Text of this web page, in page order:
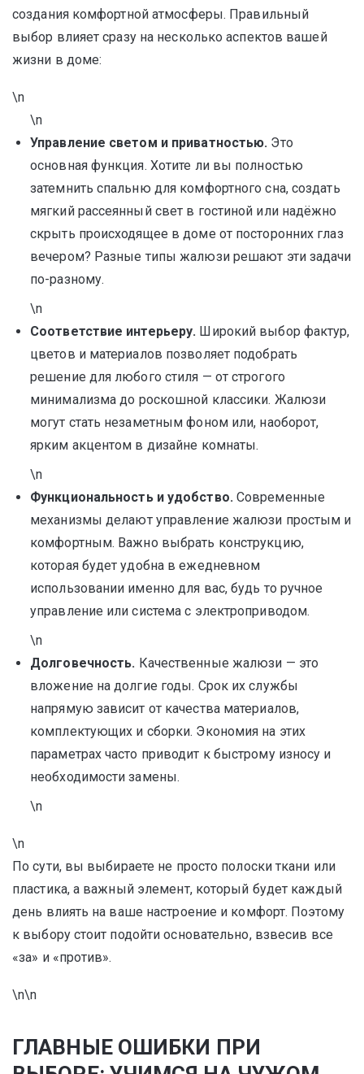
создания комфортной атмосферы. Правильный
выбор влияет сразу на несколько аспектов вашей
жизни в доме:
\n
\n
Управление светом и приватностью. Это
основная функция. Хотите ли вы полностью
затемнить спальню для комфортного сна, создать
мягкий рассеянный свет в гостиной или надёжно
скрыть происходящее в доме от посторонних глаз
вечером? Разные типы жалюзи решают эти задачи
по-разному.
\n
Соответствие интерьеру. Широкий выбор фактур,
цветов и материалов позволяет подобрать
решение для любого стиля — от строгого
минимализма до роскошной классики. Жалюзи
могут стать незаметным фоном или, наоборот,
ярким акцентом в дизайне комнаты.
\n
Функциональность и удобство.Современные
механизмы делают управление жалюзи простым и
комфортным. Важно выбрать конструкцию,
которая будет удобна в ежедневном
использовании именно для вас, будь то ручное
управление или система с электроприводом.
\n
Долговечность. Качественные жалюзи — это
вложение на долгие годы. Срок их службы
напрямую зависит от качества материалов,
комплектующих и сборки. Экономия на этих
параметрах часто приводит к быстрому износу и
необходимости замены.
\n
\n
По сути, вы выбираете не просто полоски ткани или
пластика, а важный элемент, который будет каждый
день влиять на ваше настроение и комфорт. Поэтому
к выбору стоит подойти основательно, взвесив все
«за» и «против».
\n\n
ГЛАВНЫЕ ОШИБКИ ПРИ